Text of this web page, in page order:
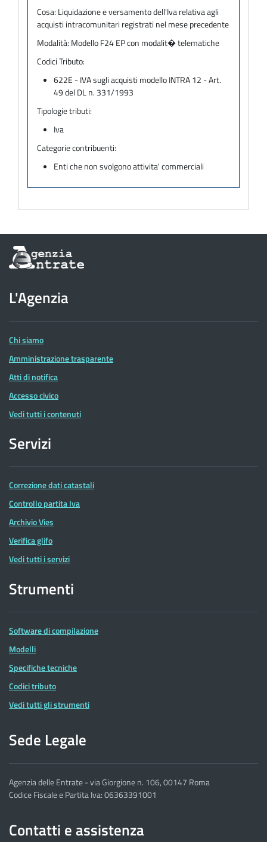
Cosa: Liquidazione e versamento dell'Iva relativa agli
acquisti intracomunitari registrati nel mese precedente
Modalità: Modello F24 EP con modalit� telematiche
Codici Tributo:
622E - IVA sugli acquisti modello INTRA 12 - Art.
49 del DL n. 331/1993
Tipologie tributi:
Iva
Categorie contribuenti:
Enti che non svolgono attivita' commerciali
Informazioni
sul
dell'Agenzia
delle
Entrate
L'Agenzia
Chi siamo
Amministrazione trasparente
Atti di notifica
Accesso civico
Vedi tutti i contenuti
Servizi
Correzione dati catastali
Controllo partita Iva
Archivio Vies
Verifica glifo
Vedi tutti i servizi
Strumenti
Software di compilazione
Modelli
Specifiche tecniche
Codici tributo
Vedi tutti gli strumenti
Sede Legale
Agenzia delle Entrate - via Giorgione n. 106, 00147 Roma
Codice Fiscale e Partita Iva: 06363391001
Contatti e assistenza